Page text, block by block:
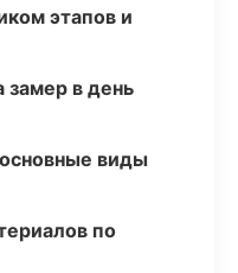
этапов и
замер в день
виды
по